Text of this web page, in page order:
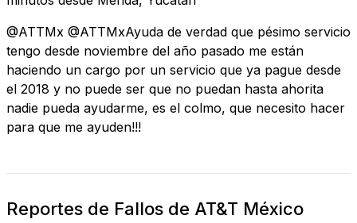
@ATTMx @ATTMxAyuda de verdad que pésimo servicio
tengo desde noviembre del año pasado me están
haciendo un cargo por un servicio que ya pague desde
el 2018 y no puede ser que no puedan hasta ahorita
nadie pueda ayudarme, es el colmo, que necesito hacer
para que me ayuden!!!
Reportes de Fallos de AT&T México